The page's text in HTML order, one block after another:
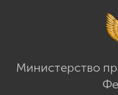
Министерство